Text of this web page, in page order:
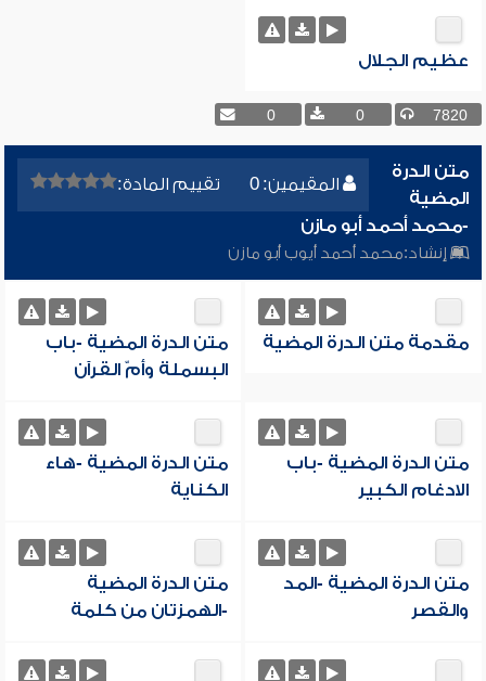
عظيم الجلال
7820
0
0
المقيمين: 0 تقييم المادة:
متن الدرة
المضية
-محمد أحمد أبو مازن
إنشاد:محمد أحمد أيوب أبو مازن
مقدمة متن الدرة المضية
متن الدرة المضية -باب
البسملة وأمّ القرآن
متن الدرة المضية -باب
الادغام الكبير
متن الدرة المضية -هاء
الكناية
متن الدرة المضية -المد
والقصر
متن الدرة المضية
-الهمزتان من كلمة